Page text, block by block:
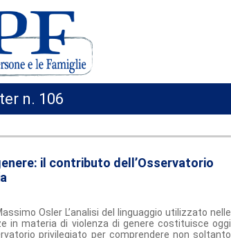
n. 106
il contributo dell’Osservatorio
Osler L’analisi del linguaggio utilizzato nelle
in materia di violenza di genere costituisce oggi
privilegiato per comprendere non soltanto